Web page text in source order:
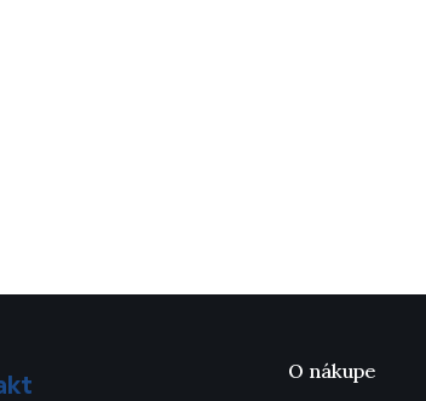
O nákupe